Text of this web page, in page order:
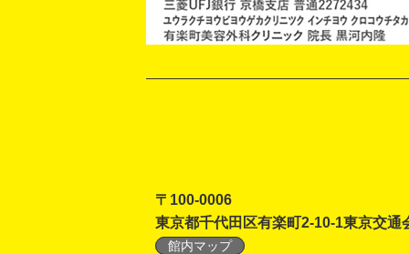
〒100-0006
東京都千代田区有楽町2-10-1東京交通
館内マップ